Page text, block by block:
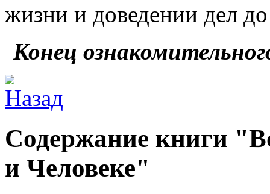
жизни и доведении дел
Конец
Содержание книги
и Человеке"